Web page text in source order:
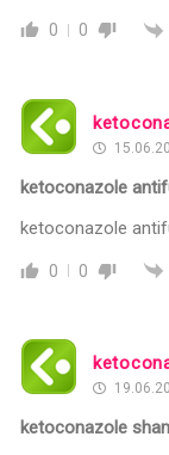
0 0
ketoconazole
ketoconazole
0 0
ketoconazole